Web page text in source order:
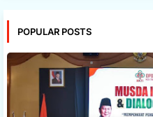
POPULAR POSTS